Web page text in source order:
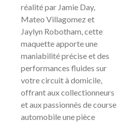
réalité par Jamie Day,
Mateo Villagomez et
Jaylyn Robotham, cette
maquette apporte une
maniabilité précise et des
performances fluides sur
votre circuit à domicile,
offrant aux collectionneurs
et aux passionnés de course
automobile une pièce